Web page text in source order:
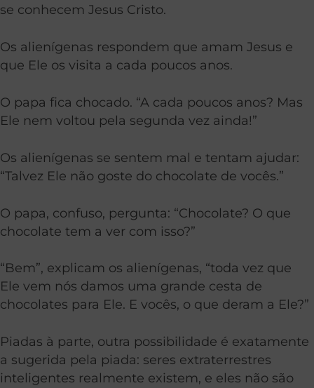
se conhecem Jesus Cristo.
Os alienígenas respondem que amam Jesus e
que Ele os visita a cada poucos anos.
O papa fica chocado. “A cada poucos anos? Mas
Ele nem voltou pela segunda vez ainda!”
Os alienígenas se sentem mal e tentam ajudar:
“Talvez Ele não goste do chocolate de vocês.”
O papa, confuso, pergunta: “Chocolate? O que
chocolate tem a ver com isso?”
“Bem”, explicam os alienígenas, “toda vez que
Ele vem nós damos uma grande cesta de
chocolates para Ele. E vocês, o que deram a Ele?”
Piadas à parte, outra possibilidade é exatamente
a sugerida pela piada: seres extraterrestres
inteligentes realmente existem, e eles não são